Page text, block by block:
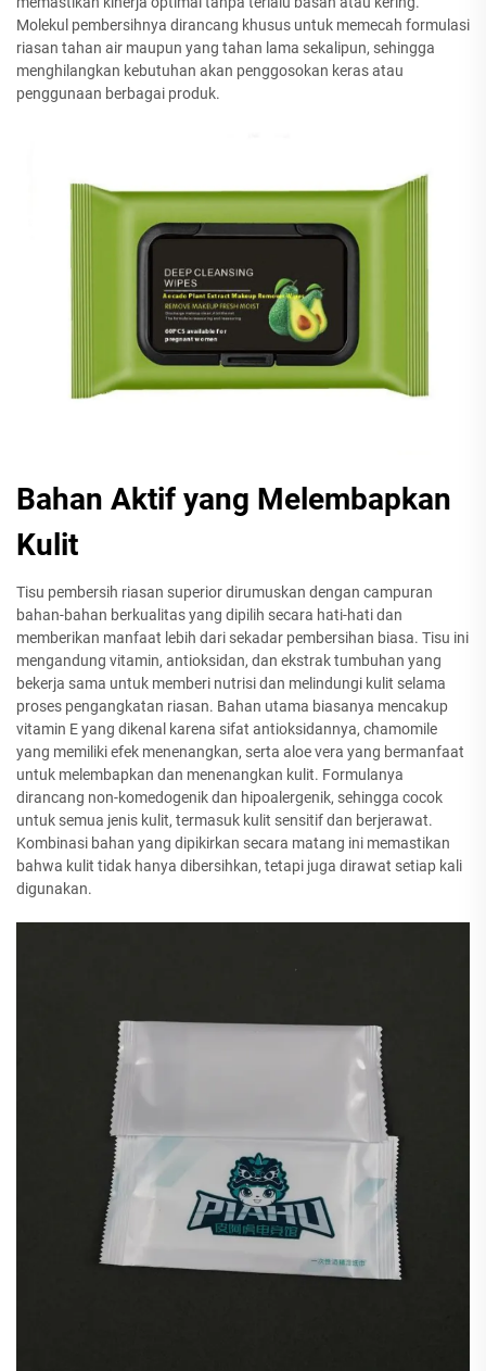
Molekul pembersihnya dirancang khusus untuk memecah formulasi
riasan tahan air maupun yang tahan lama sekalipun, sehingga
menghilangkan kebutuhan akan penggosokan keras atau
penggunaan berbagai produk.
Bahan Aktif yang Melembapkan
Kulit
Tisu pembersih riasan superior dirumuskan dengan campuran
bahan-bahan berkualitas yang dipilih secara hati-hati dan
memberikan manfaat lebih dari sekadar pembersihan biasa. Tisu ini
mengandung vitamin, antioksidan, dan ekstrak tumbuhan yang
bekerja sama untuk memberi nutrisi dan melindungi kulit selama
proses pengangkatan riasan. Bahan utama biasanya mencakup
vitamin E yang dikenal karena sifat antioksidannya, chamomile
yang memiliki efek menenangkan, serta aloe vera yang bermanfaat
untuk melembapkan dan menenangkan kulit. Formulanya
dirancang non-komedogenik dan hipoalergenik, sehingga cocok
untuk semua jenis kulit, termasuk kulit sensitif dan berjerawat.
Kombinasi bahan yang dipikirkan secara matang ini memastikan
bahwa kulit tidak hanya dibersihkan, tetapi juga dirawat setiap kali
digunakan.